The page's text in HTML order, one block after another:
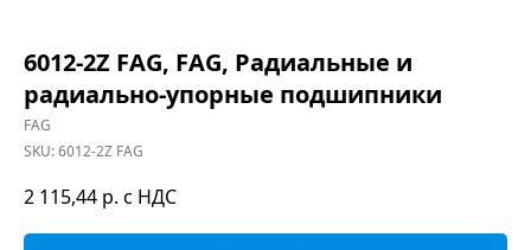
6012-2Z FAG, FAG, Радиальные и
радиально-упорные подшипники
FAG
SKU:6012-2Z FAG
2 115,44 р. с НДС